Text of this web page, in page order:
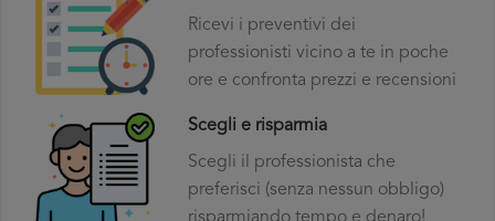
Ricevi i preventivi dei
professionisti vicino a te in poche
ore e confronta prezzi e recensioni
Scegli e risparmia
Scegli il professionista che
preferisci (senza nessun obbligo)